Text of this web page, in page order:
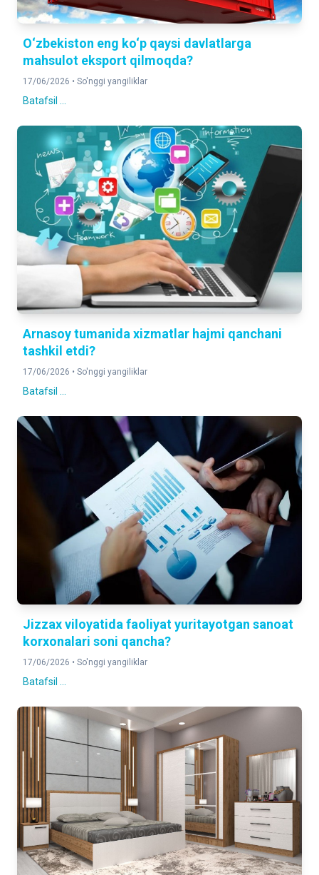
O‘zbekiston eng ko‘p qaysi davlatlarga
mahsulot eksport qilmoqda?
17/06/2026 • So'nggi yangiliklar
Batafsil ...
Arnasoy tumanida xizmatlar hajmi qanchani
tashkil etdi?
17/06/2026 • So'nggi yangiliklar
Batafsil ...
Jizzax viloyatida faoliyat yuritayotgan sanoat
korxonalari soni qancha?
17/06/2026 • So'nggi yangiliklar
Batafsil ...